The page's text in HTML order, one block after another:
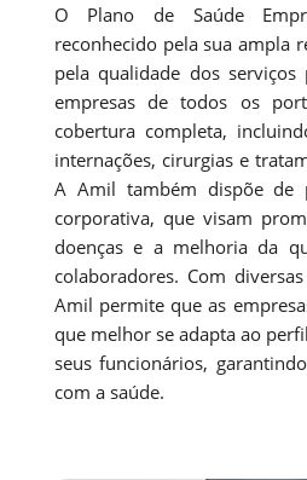
O Plano de Saúde
reconhecido pela sua ampla
pela qualidade dos serviços
empresas de todos os
cobertura completa,
internações, cirurgias e
A Amil também dispõe de
corporativa, que visam
doenças e a melhoria da
colaboradores. Com
Amil permite que as
que melhor se adapta ao
seus funcionários,
com a saúde.